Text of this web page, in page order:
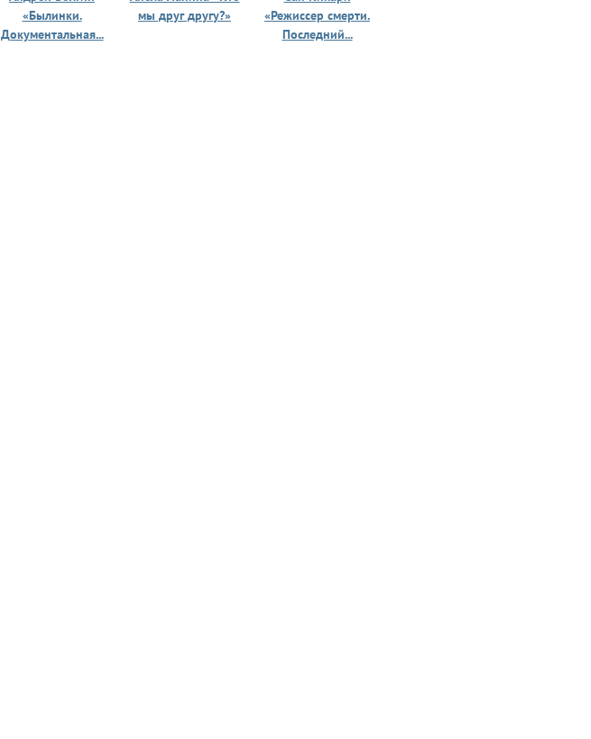
«Былинки.
Документальная...
мы друг другу?»
«Режиссер смерти.
Последний...